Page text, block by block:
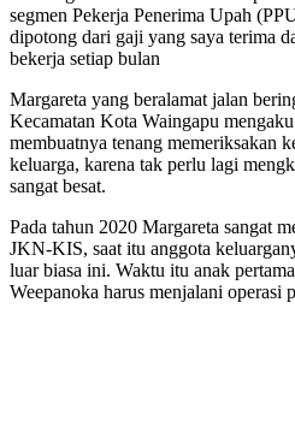
segmen Pekerja Penerima Upah
dipotong dari gaji yang saya terima
bekerja setiap bulan
Margareta yang beralamat jalan
Kecamatan Kota Waingapu
membuatnya tenang memeriksakan
keluarga, karena tak perlu lagi
sangat besat.
Pada tahun 2020 Margareta sangat
JKN-KIS, saat itu anggota
luar biasa ini. Waktu itu anak
Weepanoka harus menjalani operasi